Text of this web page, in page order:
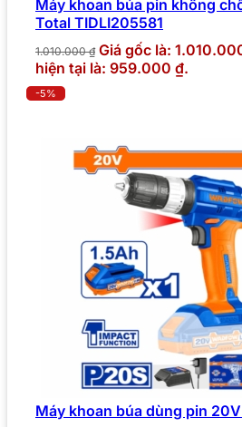
Máy khoan búa pin không
Total TIDLI205581
1.010.000₫ Giá gốc là:
hiện tại là: 959.000 ₫.
-5%
Máy khoan búa dùng pin